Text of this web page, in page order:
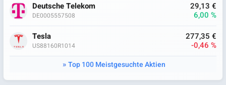
Deutsche Telekom
DE0005557508
29,13 €
6,00 %
Tesla
US88160R1014
277,35 €
-0,46 %
Top 100 Meistgesuchte Aktien